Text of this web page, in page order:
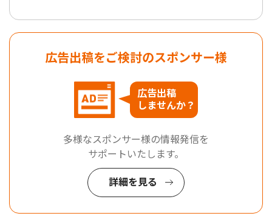
広告出稿をご検討のスポンサー様
広告出稿
しませんか？
多様なスポンサー様の情報発信を
サポートいたします。
詳細を見る